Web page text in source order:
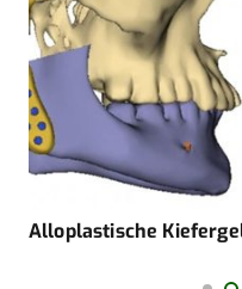
Alloplastische